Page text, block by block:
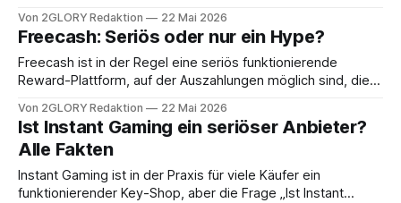
Fenster, beim kurzen Gang zum Supermarkt. Und genau
deshalb sammelt es über das Jahr hinweg die meiste UV-
Exposition, oft ohne dass wir
Von 2GLORY Redaktion 22 Mai 2026
Freecash: Seriös oder nur ein Hype?
Freecash ist in der Regel eine seriös funktionierende
Reward-Plattform, auf der Auszahlungen möglich sind, die
bei bestimmten Angeboten klare Kostenfallen bestehen.
Wer nach Freecash seriös sucht, will vor allem wissen, ob
Auszahlungen klappen, wie hoch der reale Stundenlohn ist
und welche
Von 2GLORY Redaktion 22 Mai 2026
Ist Instant Gaming ein seriöser Anbieter?
Alle Fakten
Instant Gaming ist in der Praxis für viele Käufer ein
funktionierender Key-Shop, aber die Frage „Ist Instant